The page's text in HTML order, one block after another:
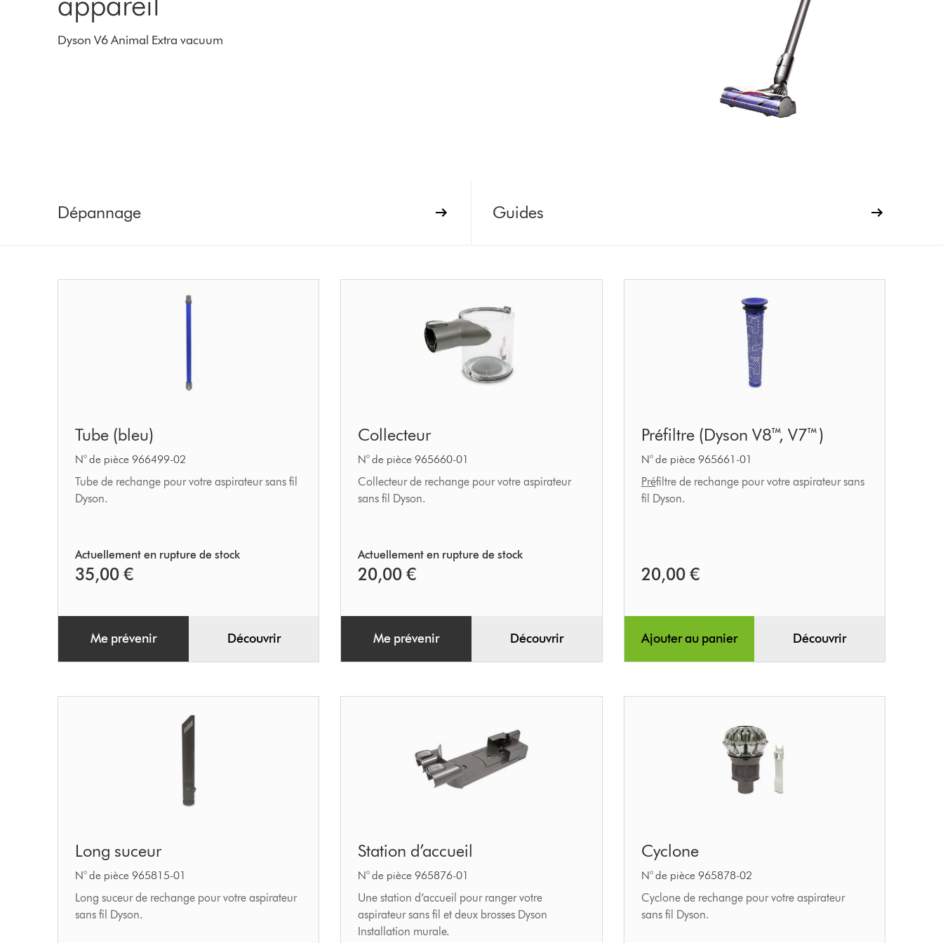
Dyson V6 Animal Extra vacuum
Dépannage Guides
(bleu)
Tube (bleu)
N° de pièce 966499-02
Tube de rechange pour votre aspirateur sans fil
Dyson.
Actuellement en rupture de stock
35,00 €
Me prévenir Découvrir
Collecteur
N° de pièce 965660-01
Collecteur de rechange pour votre aspirateur
sans fil Dyson.
Actuellement en rupture de stock
20,00 €
Me prévenir Découvrir
(Dyson
V8™,
V7™)
Préfiltre (Dyson V8™, V7™)
N° de pièce 965661-01
Préfiltre de rechange pour votre aspirateur sans
fil Dyson.
20,00 €
Ajouter au panier Découvrir
suceur
Long suceur
N° de pièce 965815-01
Long suceur de rechange pour votre aspirateur
sans fil Dyson.
d’accueil
Station d’accueil
N° de pièce 965876-01
Une station d’accueil pour ranger votre
aspirateur sans fil et deux brosses Dyson
Installation murale.
Cyclone
N° de pièce 965878-02
Cyclone de rechange pour votre aspirateur
sans fil Dyson.